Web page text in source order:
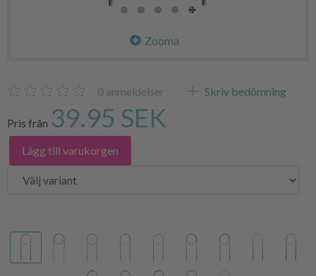
Zooma
0 anmeldelser Skriv bedömning
Pris från 39.95 SEK
Lägg till varukorgen